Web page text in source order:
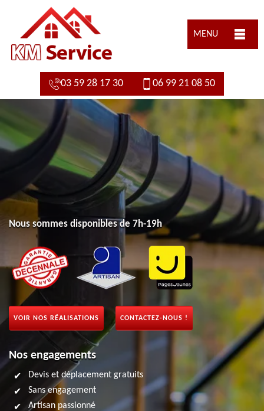
MENU
03 59 28 17 30 06 99 21 08 50
Nous sommes disponibles de 7h-19h
VOIR NOS RÉALISATIONS CONTACTEZ-NOUS !
Nos engagements
Devis et déplacement gratuits
Sans engagement
Artisan passionné